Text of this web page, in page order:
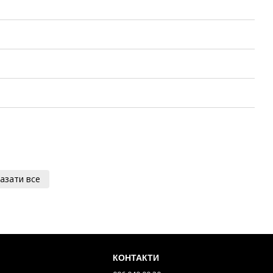
все
КОНТАКТИ